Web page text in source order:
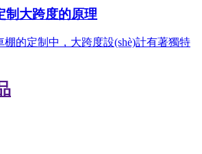
制大跨度的原理
的定制中，大跨度設(shè)計有著獨特